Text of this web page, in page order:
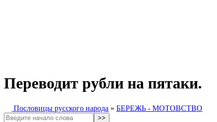
Переводит рубли на пятаки.
Пословицы русского народа » БЕРЕЖЬ - МОТОВСТВО